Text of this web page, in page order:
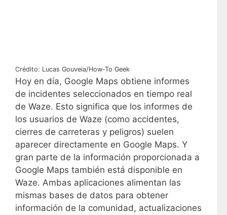
Crédito: Lucas Gouveia/How-To Geek
Hoy en día, Google Maps obtiene informes
de incidentes seleccionados en tiempo real
de Waze. Esto significa que los informes de
los usuarios de Waze (como accidentes,
cierres de carreteras y peligros) suelen
aparecer directamente en Google Maps. Y
gran parte de la información proporcionada a
Google Maps también está disponible en
Waze. Ambas aplicaciones alimentan las
mismas bases de datos para obtener
información de la comunidad, actualizaciones